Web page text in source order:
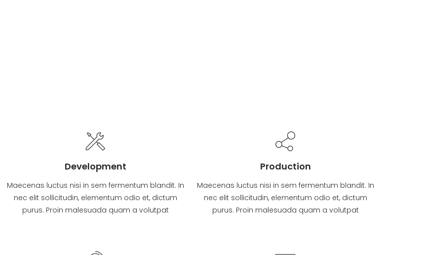
Development
Maecenas luctus nisi in sem fermentum blandit. In
nec elit sollicitudin, elementum odio et, dictum
purus. Proin malesuada quam a volutpat
Production
Maecenas luctus nisi in sem fermentum blandit. In
nec elit sollicitudin, elementum odio et, dictum
purus. Proin malesuada quam a volutpat